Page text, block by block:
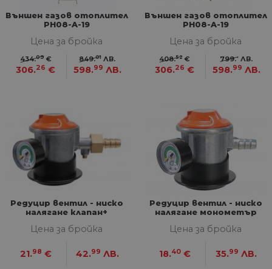
Външен газов отоплител
PH08-A-19
Цена за бройка
434.09 €
306.26 €
849.01 ЛВ.
598.99 ЛВ.
Външен газов отоплител
PH08-A-19
Цена за бройка
408.52 €
306.26 €
799.- ЛВ.
598.99 ЛВ.
Редуцир вентил - ниско
налягане клапан+
Цена за бройка
21.98 € 42.99 ЛВ.
Редуцир вентил - ниско
налягане монометър
Цена за бройка
18.40 € 35.99 ЛВ.